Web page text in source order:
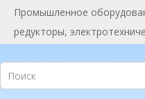
Промышленное
редукторы,